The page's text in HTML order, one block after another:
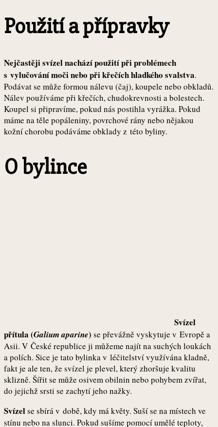
Použití a přípravky
Nejčastěji svízel nachází použití při problémech
s vylučování moči nebo při křečích hladkého svalstva.
Podávat se může formou nálevu (čaj), koupele nebo obkladů.
Nálev používáme při křečích, chudokrevnosti a bolestech.
Koupel si připravíme, pokud nás postihla vyrážka. Pokud
máme na těle popáleniny, povrchové rány nebo nějakou
kožní chorobu podáváme obklady z této byliny.
O bylince
Svízel
přítula (Galium aparine) se převážně vyskytuje v Evropě a
Asii. V České republice ji můžeme najít na suchých loukách
a polích. Sice je tato bylinka v léčitelství využívána kladně,
fakt je ale ten, že svízel je plevel, který zhoršuje kvalitu
sklizně. Šířit se může osivem obilnin nebo pohybem zvířat,
do jejichž srsti se zachytí jeho nažky.
Svízelse sbírá v době, kdy má květy. Suší se na místech ve
stínu nebo na slunci. Pokud sušíme pomocí umělé teploty,